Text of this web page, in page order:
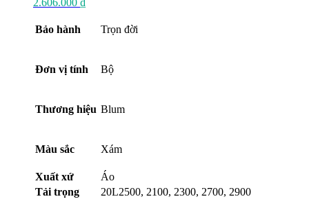
2.606.000 ₫
Bảo hành Trọn đời
Đơn vị tính Bộ
Thương hiệu Blum
Màu sắc Xám
Xuất xứ
Áo
Tải trọng
20L2500, 2100, 2300, 2700, 2900